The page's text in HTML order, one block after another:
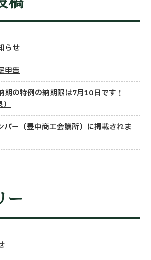
らせ
申告
期の特例の納期限は7月10日です！
バー（豊中商工会議所）に掲載されま
ー